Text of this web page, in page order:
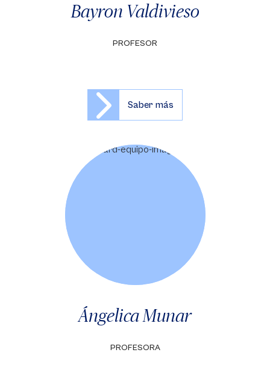
Bayron Valdivieso
PROFESOR
Saber más
Ángelica Munar
PROFESORA